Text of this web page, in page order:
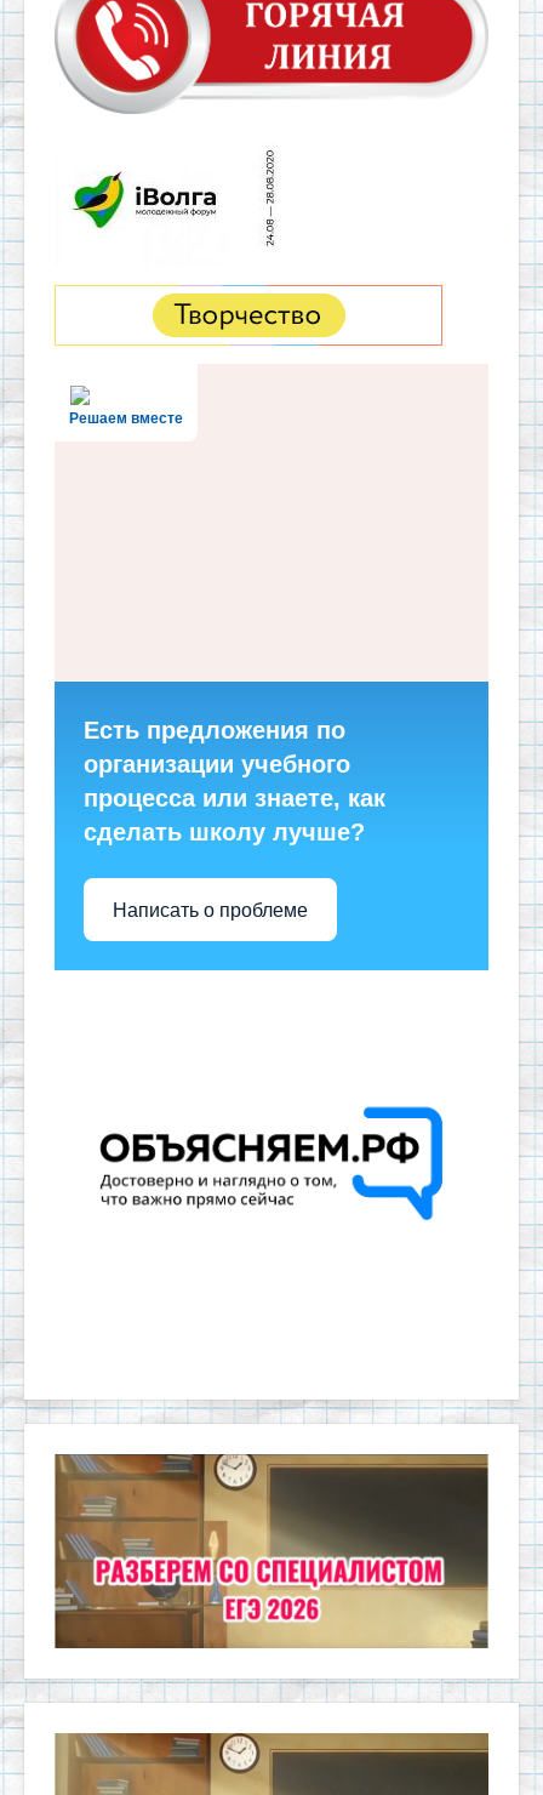
Решаем вместе
Есть предложения по
организации учебного
процесса или знаете, как
сделать школу лучше?
Написать о проблеме